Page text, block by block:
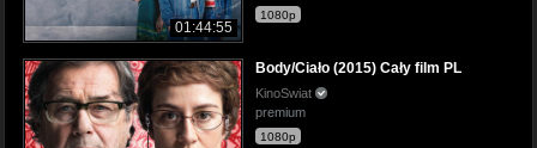
01:44:55
1080p
Body/Ciało (2015) Cały film PL
KinoSwiat
premium
1080p